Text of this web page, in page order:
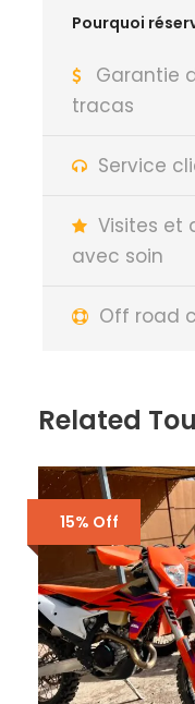
Pourquoi
Garantie
tracas
Service
Visites et
avec soin
Off road
Related
15% Off